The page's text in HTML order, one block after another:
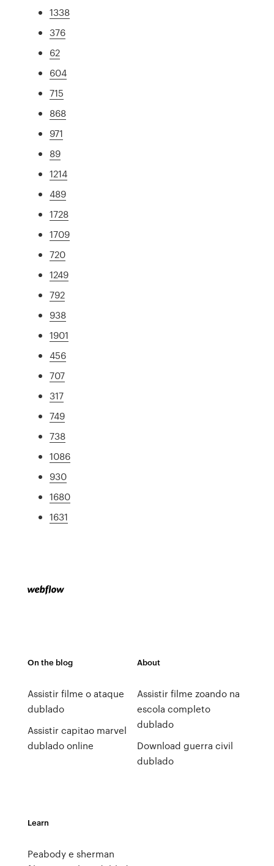
1338
376
62
604
715
868
971
89
1214
489
1728
1709
720
1249
792
938
1901
456
707
317
749
738
1086
930
1680
1631
On the blog
Assistir filme o ataque
dublado
Assistir capitao marvel
dublado online
About
Assistir filme zoando na
escola completo
dublado
Download guerra civil
dublado
Learn
Peabody e sherman